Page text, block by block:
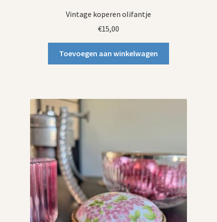
Vintage koperen olifantje
€15,00
Toevoegen aan winkelwagen